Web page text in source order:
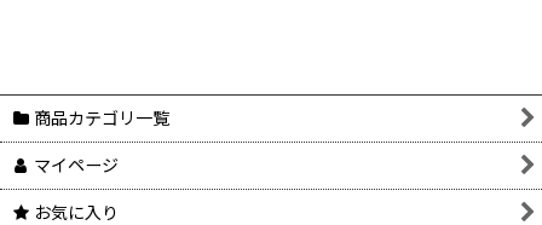
商品カテゴリ一覧
マイページ
お気に入り